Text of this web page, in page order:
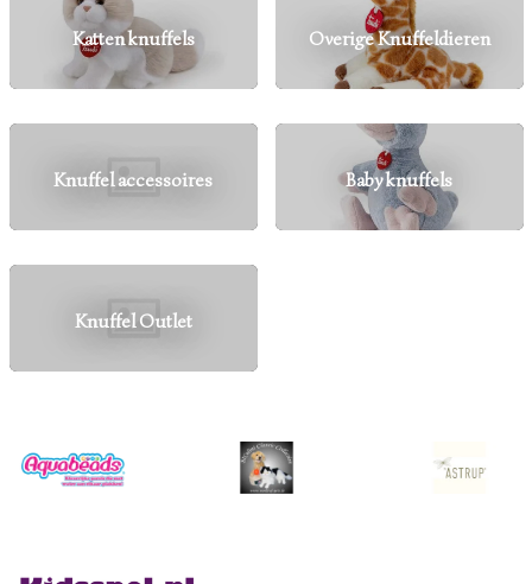
Katten knuffels Overige Knuffeldieren
Knuffel accessoires Baby knuffels
Knuffel Outlet